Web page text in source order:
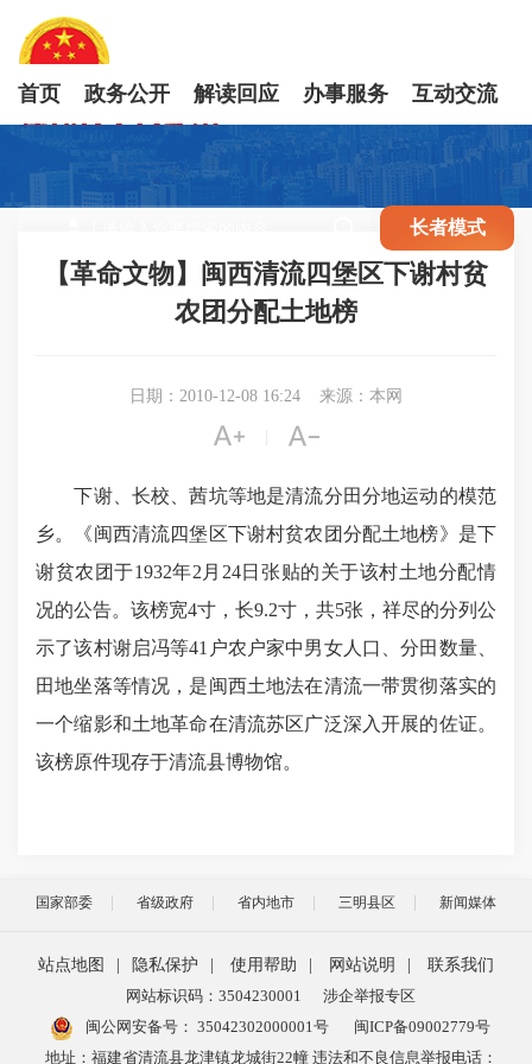
首页 政务公开 解读回应 办事服务 互动交流
长者模式
【革命文物】闽西清流四堡区下谢村贫
农团分配土地榜
日期：2010-12-08 16:24 来源：本网
 
下谢、长校、茜坑等地是清流分田分地运动的模范
乡。《闽西清流四堡区下谢村贫农团分配土地榜》是下
谢贫农团于1932年2月24日张贴的关于该村土地分配情
况的公告。该榜宽4寸，长9.2寸，共5张，祥尽的分列公
示了该村谢启冯等41户农户家中男女人口、分田数量、
田地坐落等情况，是闽西土地法在清流一带贯彻落实的
一个缩影和土地革命在清流苏区广泛深入开展的佐证。
该榜原件现存于清流县博物馆。
国家部委 省级政府 省内地市 三明县区 新闻媒体
站点地图 隐私保护 使用帮助 网站说明
联系我们
网站标识码：3504230001
涉企举报专区
闽公网安备号： 35042302000001号
闽ICP备09002779号
地址：福建省清流县龙津镇龙城街22幢 违法和不良信息举报电话：